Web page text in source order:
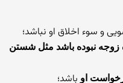
زوجه نبوده باشد مثل شستن
اوباشد؛